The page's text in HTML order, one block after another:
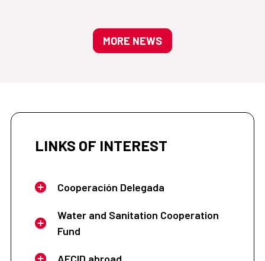
MORE NEWS
LINKS OF INTEREST
Cooperación Delegada
Water and Sanitation Cooperation
Fund